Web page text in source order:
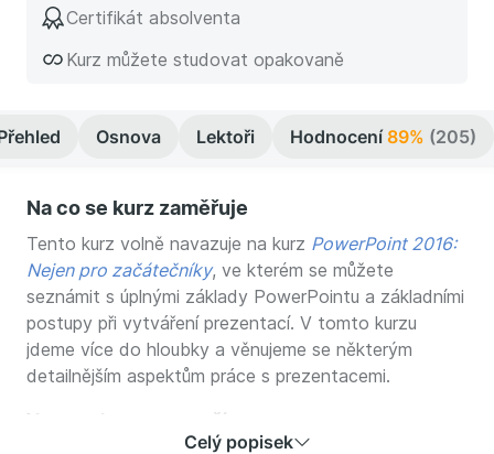
Certifikát absolventa
Kurz můžete studovat opakovaně
Osnova Lektoři Hodnocení89% (205)
Na co se kurz zaměřuje
Tento kurz volně navazuje na kurz PowerPoint 2016:
Nejen pro začátečníky, ve kterém se můžete
seznámit s úplnými základy PowerPointu a základními
postupy při vytváření prezentací. V tomto kurzu
jdeme více do hloubky a věnujeme se některým
detailnějším aspektům práce s prezentacemi.
V tomto kurzu se naučíte:
Celý popisek